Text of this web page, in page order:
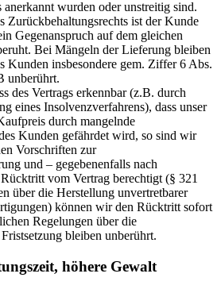
anerkannt wurden oder unstreitig sind.
Zurückbehaltungsrechts ist der Kunde
Gegenanspruch auf dem gleichen
Bei Mängeln der Lieferung bleiben
Kunden insbesondere gem. Ziffer 6 Abs.
unberührt.
des Vertrags erkennbar (z.B. durch
eines Insolvenzverfahrens), dass unser
durch mangelnde
Kunden gefährdet wird, so sind wir
Vorschriften zur
und – gegebenenfalls nach
vom Vertrag berechtigt (§ 321
über die Herstellung unvertretbarer
können wir den Rücktritt sofort
Regelungen über die
bleiben unberührt.
höhere Gewalt